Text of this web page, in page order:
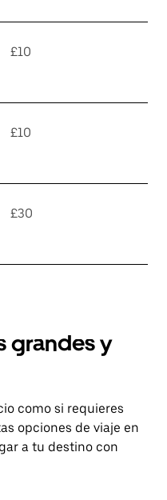
£10
£10
£30
grandes y
como si requieres
opciones de viaje en
a tu destino con